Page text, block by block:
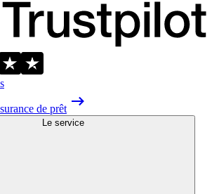
de prêt
Le service